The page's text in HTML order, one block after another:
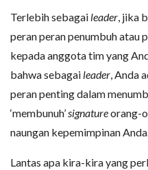
Terlebih sebagai leader, jika
peran peran penumbuh atau
kepada anggota tim yang
bahwa sebagai leader, Anda
peran penting dalam
‘membunuh’signatureorang-
naungan kepemimpinan
Lantas apa kira-kira yang